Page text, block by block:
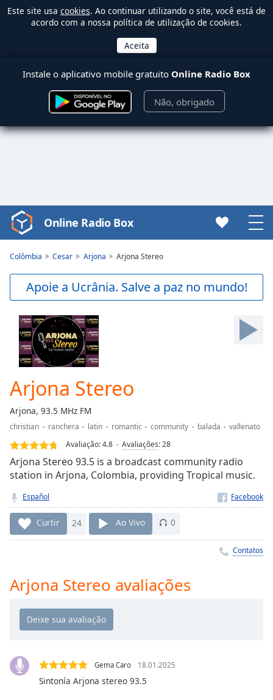
Este site usa cookies. Ao continuar utilizando o site, você está de
acordo com a nossa política de utilização de cookies.
Instale o aplicativo mobile gratuito Online Radio Box
Não, obrigado
Video
Player
Skip
Backward
Skip
Forward
Mute
Current
Time 0:00
Duration
Loaded:
0.00%
Stream
TypeLIVE
live,
currently
behind
LIVE
Remaining
1x
Rate
Chapters
Descriptions
Online Radio Box
Colômbia Cesar Arjona Arjona Stereo
Apoie a Ucrânia. Salve a paz no mundo!
Arjona Stereo
Arjona, 93.5 MHz FM
christian ranchera latin romantic community balada
vallenato
Avaliação:4.8 Avaliações:28
Arjona Stereo 93.5 is a broadcast community radio
station in Arjona, Colombia, providing Tropical music.
Español
Curtir 24 Ao Vivo 0
Contatos
Arjona Stereo avaliações
Gema Caro 18.01.2025
Sintonía Arjona stereo 93.5